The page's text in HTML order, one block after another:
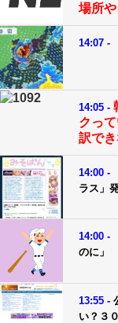
場所
14:07 -
14:05 -
クっ
訳で
14:00 -
ラス」
14:00 -
のに」
13:55 -
い？３